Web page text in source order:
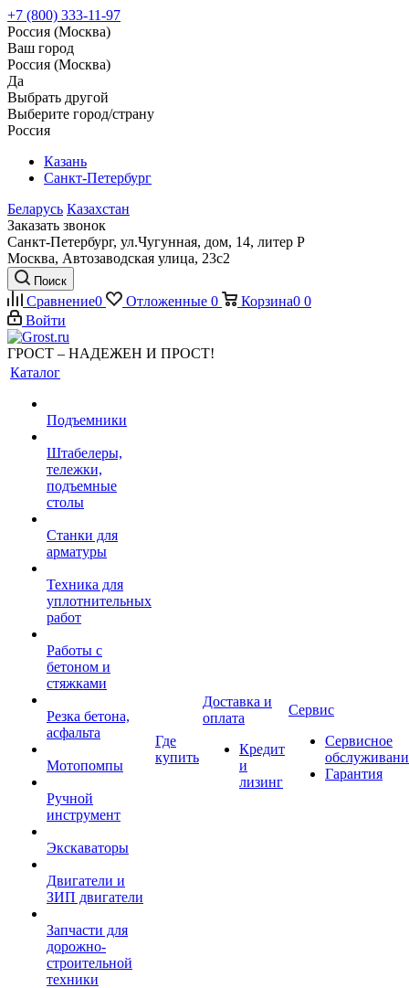
+7 (800) 333-11-97
Россия (Москва)
Ваш город
Россия (Москва)
Да
Выбрать другой
Выберите город/страну
Россия
Казань
Санкт-Петербург
Беларусь Казахстан
Заказать звонок
Санкт-Петербург, ул.Чугунная, дом, 14, литер Р
Москва, Автозаводская улица, 23с2
Поиск
Сравнение0 Отложенные 0 Корзина0 0
Войти
ГРОСТ – НАДЕЖЕН И ПРОСТ!
Каталог
Подъемники
Штабелеры,
тележки,
подъемные
столы
Станки для
арматуры
Техника для
уплотнительных
работ
Работы с
бетоном и
стяжками
Резка бетона,
асфальта
Мотопомпы
Ручной
инструмент
Экскаваторы
Двигатели и
ЗИП двигатели
Запчасти для
дорожно-
строительной
техники
Где
купить
Доставка и
оплата
Кредит
и
лизинг
Сервис
Сервисное
Гарантия